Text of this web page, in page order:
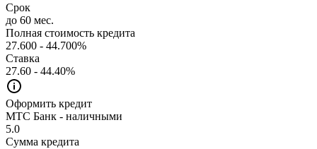
Срок
до 60 мес.
Полная стоимость кредита
27.600 - 44.700%
Ставка
27.60 - 44.40%
Оформить кредит
МТС Банк - наличными
5.0
Сумма кредита